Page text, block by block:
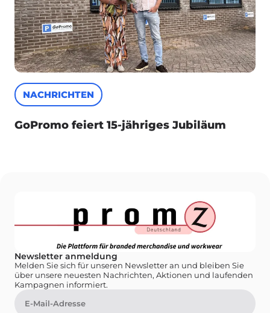
NACHRICHTEN
GoPromo feiert 15-jähriges Jubiläum
Newsletter anmeldung
Melden Sie sich für unseren Newsletter an und bleiben Sie
über unsere neuesten Nachrichten, Aktionen und laufenden
Kampagnen informiert.